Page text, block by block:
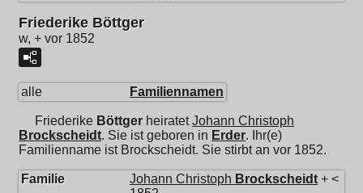
Friederike Böttger
w, + vor 1852
alle Familiennamen
Friederike Böttger heiratetJohann Christoph
Brockscheidt. Sie ist geboren in Erder. Ihr(e)
Familienname ist Brockscheidt. Sie stirbt an vor 1852.
Familie Johann Christoph Brockscheidt + <